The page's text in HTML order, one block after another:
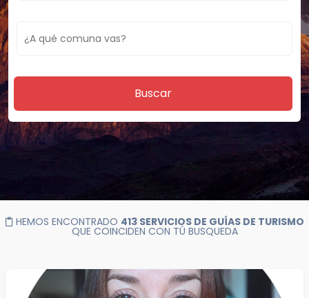
Buscar
HEMOS ENCONTRADO 413 SERVICIOS DE GUÍAS DE TURISMO
QUE COINCIDEN CON TÚ BUSQUEDA